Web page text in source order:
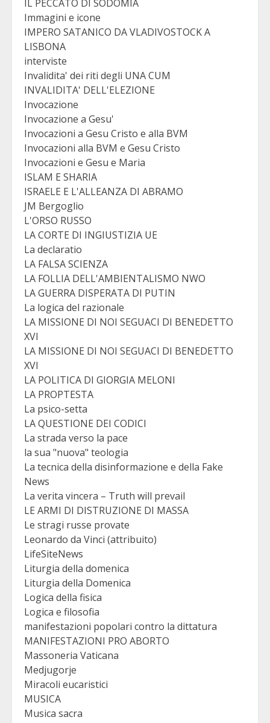
IL PECCATO DI SODOMIA
Immagini e icone
IMPERO SATANICO DA VLADIVOSTOCK A
LISBONA
interviste
Invalidita' dei riti degli UNA CUM
INVALIDITA' DELL'ELEZIONE
Invocazione
Invocazione a Gesu'
Invocazioni a Gesu Cristo e alla BVM
Invocazioni alla BVM e Gesu Cristo
Invocazioni e Gesu e Maria
ISLAM E SHARIA
ISRAELE E L'ALLEANZA DI ABRAMO
JM Bergoglio
L'ORSO RUSSO
LA CORTE DI INGIUSTIZIA UE
La declaratio
LA FALSA SCIENZA
LA FOLLIA DELL'AMBIENTALISMO NWO
LA GUERRA DISPERATA DI PUTIN
La logica del razionale
LA MISSIONE DI NOI SEGUACI DI BENEDETTO
XVI
LA MISSIONE DI NOI SEGUACI DI BENEDETTO
XVI
LA POLITICA DI GIORGIA MELONI
LA PROPTESTA
La psico-setta
LA QUESTIONE DEI CODICI
La strada verso la pace
la sua "nuova" teologia
La tecnica della disinformazione e della Fake
News
La verita vincera – Truth will prevail
LE ARMI DI DISTRUZIONE DI MASSA
Le stragi russe provate
Leonardo da Vinci (attribuito)
LifeSiteNews
Liturgia della domenica
Liturgia della Domenica
Logica della fisica
Logica e filosofia
manifestazioni popolari contro la dittatura
MANIFESTAZIONI PRO ABORTO
Massoneria Vaticana
Medjugorje
Miracoli eucaristici
MUSICA
Musica sacra